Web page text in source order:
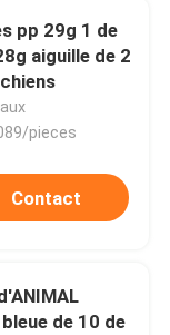
pp 29g 1 de
aiguille de 2
pieces
Contact
de 10 de